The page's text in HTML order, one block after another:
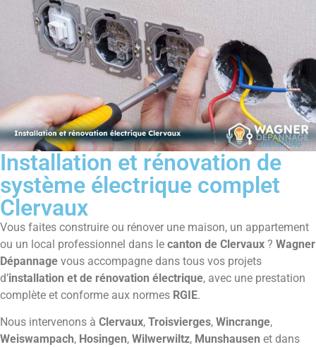
Installation et rénovation de
système électrique complet
Clervaux
Vous faites construire ou rénover une maison, un appartement
ou un local professionnel dans le canton de Clervaux ? Wagner
Dépannage vous accompagne dans tous vos projets
d’installation et de rénovation électrique, avec une prestation
complète et conforme aux normes RGIE.
Nous intervenons à Clervaux, Troisvierges, Wincrange,
Weiswampach, Hosingen, Wilwerwiltz, Munshausen et dans